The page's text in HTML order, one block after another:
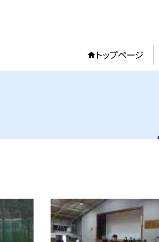
トップページ